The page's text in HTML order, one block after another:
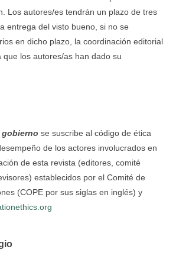
Los autores/es tendrán un plazo de tres
entrega del visto bueno, si no se
en dicho plazo, la coordinación editorial
que los autores/as han dado su
se suscribe al código de ética
de los actores involucrados en
de esta revista (editores, comité
establecidos por el Comité de
(COPE por sus siglas en inglés) y